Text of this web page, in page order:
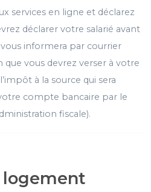
services en ligne et déclarez
déclarer votre salarié avant
informera par courrier
vous devrez verser à votre
à la source qui sera
compte bancaire par le
fiscale).
logement